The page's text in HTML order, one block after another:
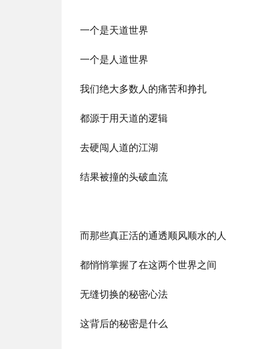
一个是天道世界
一个是人道世界
我们绝大多数人的痛苦和挣扎
都源于用天道的逻辑
去硬闯人道的江湖
结果被撞的头破血流
而那些真正活的通透顺风顺水的人
都悄悄掌握了在这两个世界之间
无缝切换的秘密心法
这背后的秘密是什么